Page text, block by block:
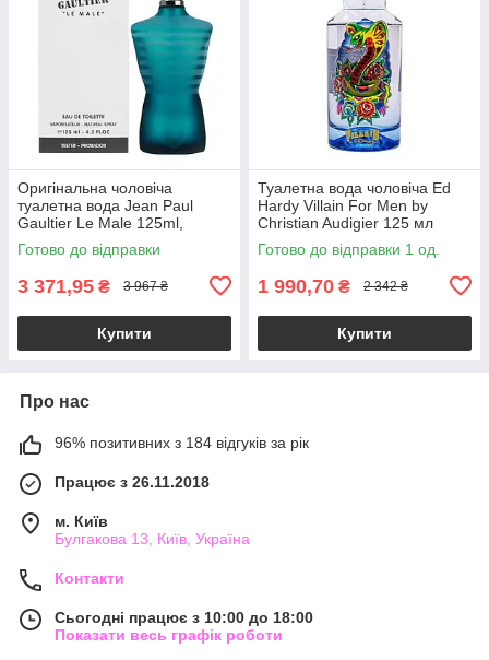
Оригінальна чоловіча
туалетна вода Jean Paul
Gaultier Le Male 125ml,
свіжий пряний східний
аромат
Готово до відправки
3 371,95 ₴ 3 967 ₴
Купити
Туалетна вода чоловіча Ed
Hardy Villain For Men by
Christian Audigier 125 мл
тестер без кришечки, свіжий
пряний аромат
Готово до відправки 1 од.
1 990,70 ₴ 2 342 ₴
Купити
Про нас
96% позитивних з 184 відгуків за рік
Працює з 26.11.2018
м. Київ
Булгакова 13, Київ, Україна
Контакти
Сьогодні працює з 10:00 до 18:00
Показати весь графік роботи